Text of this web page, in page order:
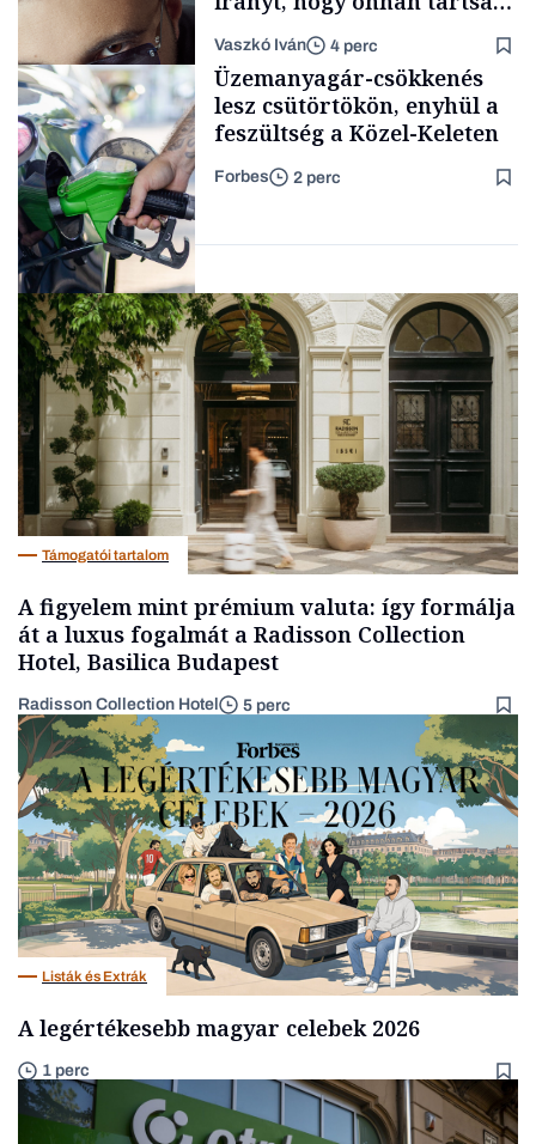
Content Lab HUB
Forbes-sztori
lélegeztetőgépen a magyar
zenét
Vaszkó Iván 4 perc
Energia
Üzemanyagár-csökkenés
lesz csütörtökön, enyhül a
feszültség a Közel-Keleten
Forbes 2 perc
Támogatói tartalom
A figyelem mint prémium valuta: így formálja
át a luxus fogalmát a Radisson Collection
Hotel, Basilica Budapest
Radisson Collection Hotel 5 perc
Listák és Extrák
A legértékesebb magyar celebek 2026
1 perc